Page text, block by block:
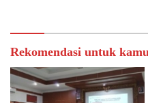
Rekomendasi untuk